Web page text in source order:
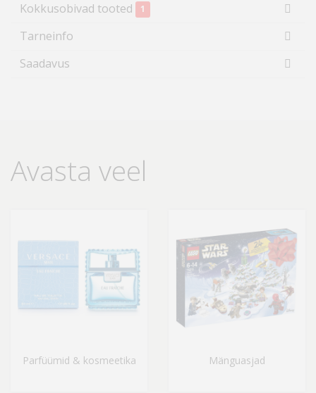
Kokkusobivad tooted
1
Tarneinfo
Saadavus
Avasta veel
Parfüümid & kosmeetika Mänguasjad